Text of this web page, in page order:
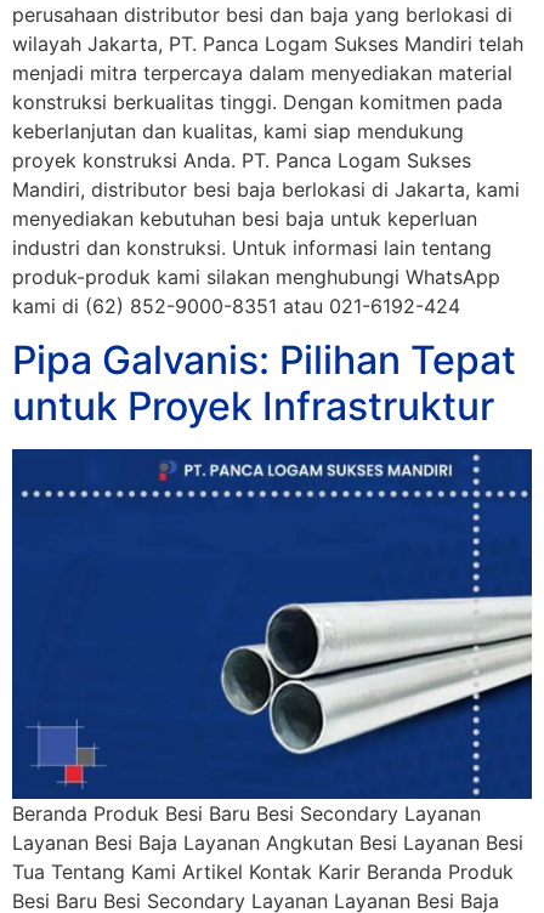
perusahaan distributor besi dan baja yang berlokasi di
wilayah Jakarta, PT. Panca Logam Sukses Mandiri telah
menjadi mitra terpercaya dalam menyediakan material
konstruksi berkualitas tinggi. Dengan komitmen pada
keberlanjutan dan kualitas, kami siap mendukung
proyek konstruksi Anda. PT. Panca Logam Sukses
Mandiri, distributor besi baja berlokasi di Jakarta, kami
menyediakan kebutuhan besi baja untuk keperluan
industri dan konstruksi. Untuk informasi lain tentang
produk-produk kami silakan menghubungi WhatsApp
kami di (62) 852-9000-8351 atau 021-6192-424
Pipa Galvanis: Pilihan Tepat
untuk Proyek Infrastruktur
Beranda Produk Besi Baru Besi Secondary Layanan
Layanan Besi Baja Layanan Angkutan Besi Layanan Besi
Tua Tentang Kami Artikel Kontak Karir Beranda Produk
Besi Baru Besi Secondary Layanan Layanan Besi Baja